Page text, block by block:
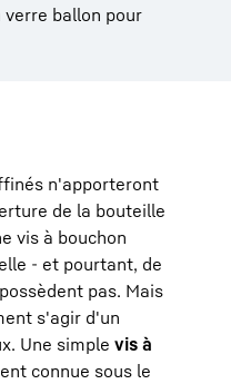
ballon pour
n'apporteront
de la bouteille
vis à bouchon
- et pourtant, de
pas. Mais
s'agir d'un
Une simple vis à
connue sous le